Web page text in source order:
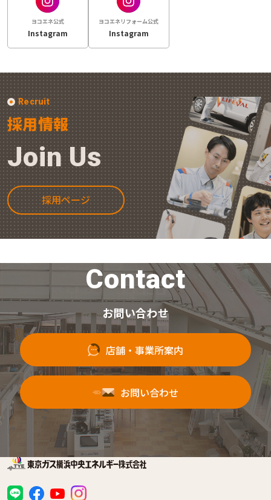
ヨコエネ公式
Instagram
ヨコエネリフォーム公式
Instagram
Recruit
採用情報
Join Us
採用ページ
Contact
お問い合わせ
店舗・事業所案内
お問い合わせ